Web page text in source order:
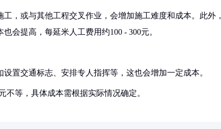
，或与其他工程交叉作业，会增加施工难度和成本。此外，
会提高，每延米人工费用约100 - 300元。
置交通标志、安排专人指挥等，这也会增加一定成本。
不等，具体成本需根据实际情况确定。